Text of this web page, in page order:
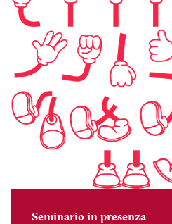
Seminario in presenza